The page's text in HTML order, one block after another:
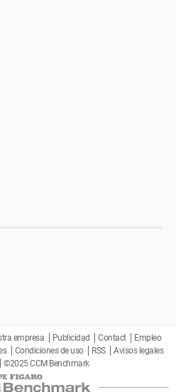
empresa Publicidad Contact
Empleo
Condiciones de uso RSS
Avisos legales
©2025 CCM Benchmark